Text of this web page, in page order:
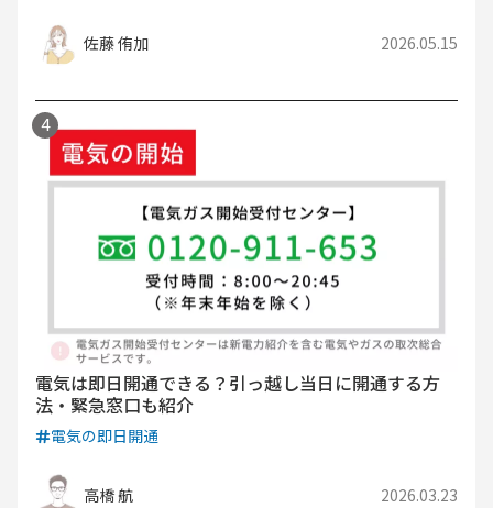
佐藤 侑加 2026.05.15
電気は即日開通できる？引っ越し当日に開通する方
法・緊急窓口も紹介
電気の即日開通
高橋 航 2026.03.23